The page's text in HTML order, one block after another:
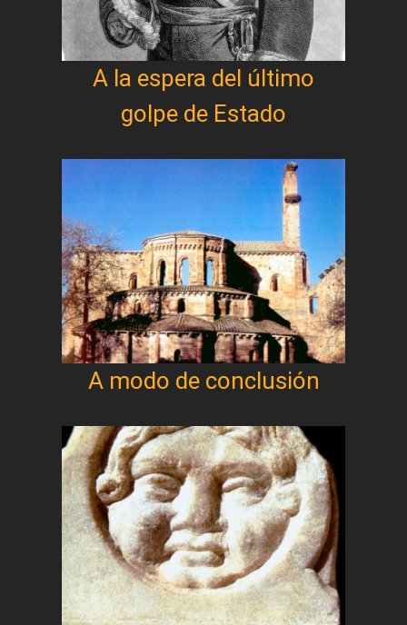
A la espera del último
golpe de Estado
A modo de conclusión